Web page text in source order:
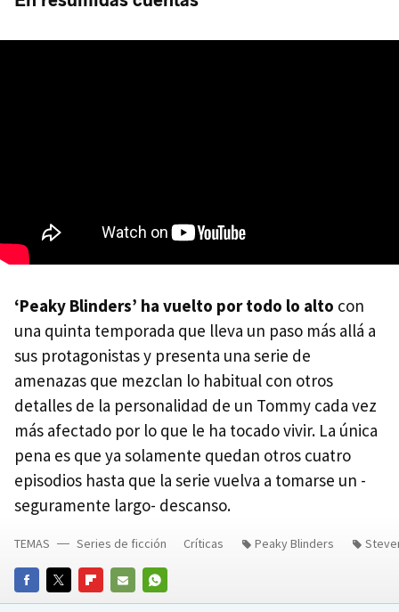
‘Peaky Blinders’ ha vuelto por todo lo alto con
una quinta temporada que lleva un paso más allá a
sus protagonistas y presenta una serie de
amenazas que mezclan lo habitual con otros
detalles de la personalidad de un Tommy cada vez
más afectado por lo que le ha tocado vivir. La única
pena es que ya solamente quedan otros cuatro
episodios hasta que la serie vuelva a tomarse un -
seguramente largo- descanso.
FACEBOOKTWITTERFLIPBOARD
E-
WHATSAPP
TEMAS Series de ficción Críticas Peaky Blinders